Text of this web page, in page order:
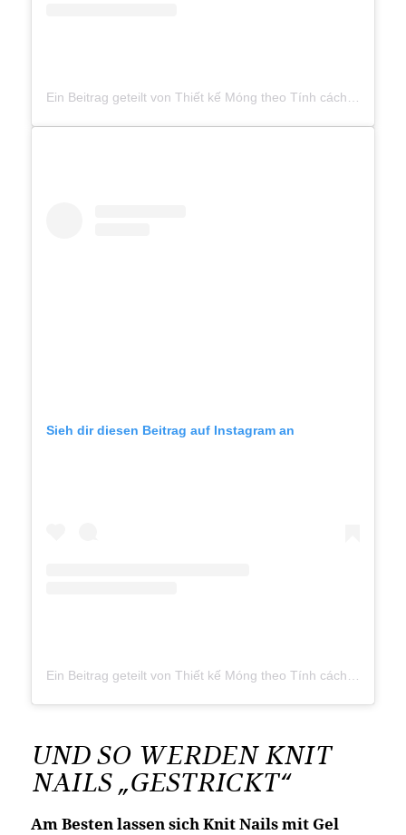
Sieh dir diesen Beitrag auf Instagram an
UND SO WERDEN KNIT
NAILS „GESTRICKT“
Am Besten lassen sich Knit Nails mit Gel